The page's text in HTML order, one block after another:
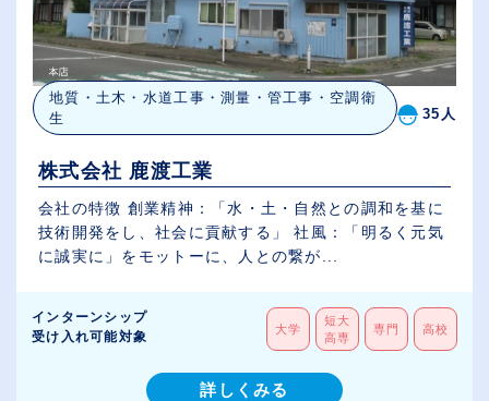
地質・土木・水道工事・測量・管工事・空調衛
生
35人
株式会社 鹿渡工業
会社の特徴 創業精神：「水・土・自然との調和を基に
技術開発をし、社会に貢献する」 社風：「明るく元気
に誠実に」をモットーに、人との繋が...
インターンシップ
受け入れ可能対象
大学
短大
高専
専門 高校
詳しくみる